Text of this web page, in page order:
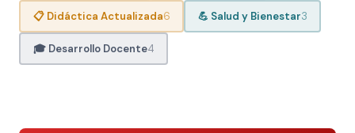
📋 Didáctica Actualizada6 💪 Salud y Bienestar3
🎓 Desarrollo Docente4